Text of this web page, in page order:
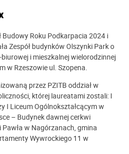
Roku Podkarpacia 2024 i
Zespół budynków Olszynki Park o
i mieszkalnej wielorodzinnej
w Rzeszowie ul. Szopena.
przez PZITB oddział w
której laureatami zostali: I
I Liceum Ogólnokształcącym w
– Budynek dawnej cerkwi
w Nagórzanach, gmina
Wywrockiego 11 w